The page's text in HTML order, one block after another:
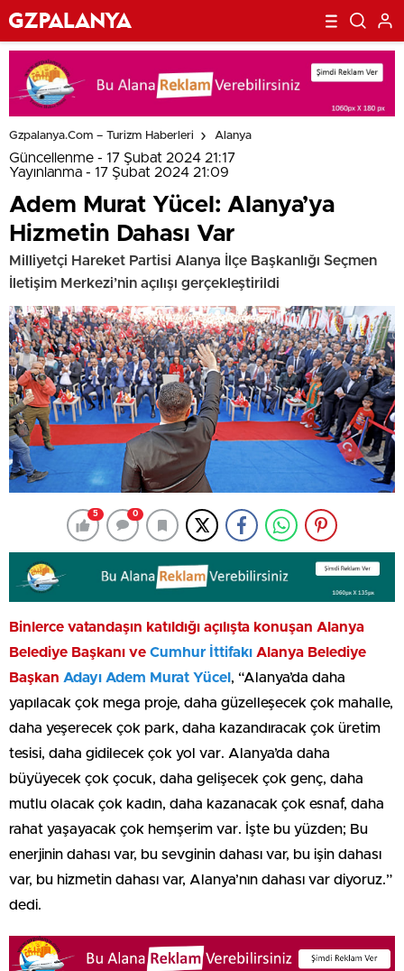
Gzpalanya.com – Turizm Haberleri Alanya
Güncellenme - 17 Şubat 2024 21:17
Yayınlanma - 17 Şubat 2024 21:09
Adem Murat Yücel: Alanya’ya
Hizmetin Dahası Var
Milliyetçi Hareket Partisi Alanya İlçe Başkanlığı Seçmen
İletişim Merkezi’nin açılışı gerçekleştirildi
5 0
Binlerce vatandaşın katıldığı açılışta konuşan Alanya
Belediye Başkanı ve Cumhur İttifakı Alanya Belediye
Başkan Adayı Adem Murat Yücel , “Alanya’da daha
yapılacak çok mega proje, daha güzelleşecek çok mahalle,
daha yeşerecek çok park, daha kazandıracak çok üretim
tesisi, daha gidilecek çok yol var. Alanya’da daha
büyüyecek çok çocuk, daha gelişecek çok genç, daha
mutlu olacak çok kadın, daha kazanacak çok esnaf, daha
rahat yaşayacak çok hemşerim var. İşte bu yüzden; Bu
enerjinin dahası var, bu sevginin dahası var, bu işin dahası
var, bu hizmetin dahası var, Alanya’nın dahası var diyoruz.”
dedi.